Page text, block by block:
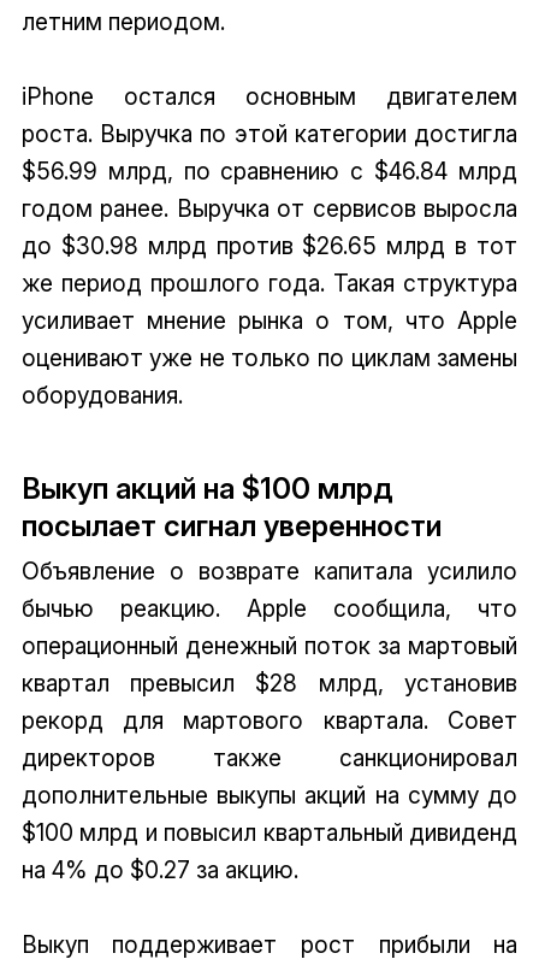
летним периодом.
iPhone остался основным двигателем
роста. Выручка по этой категории достигла
$56.99 млрд, по сравнению с $46.84 млрд
годом ранее. Выручка от сервисов выросла
до $30.98 млрд против $26.65 млрд в тот
же период прошлого года. Такая структура
усиливает мнение рынка о том, что Apple
оценивают уже не только по циклам замены
оборудования.
Выкуп акций на $100 млрд
посылает сигнал уверенности
Объявление о возврате капитала усилило
бычью реакцию. Apple сообщила, что
операционный денежный поток за мартовый
квартал превысил $28 млрд, установив
рекорд для мартового квартала. Совет
директоров также санкционировал
дополнительные выкупы акций на сумму до
$100 млрд и повысил квартальный дивиденд
на 4% до $0.27 за акцию.
Выкуп поддерживает рост прибыли на